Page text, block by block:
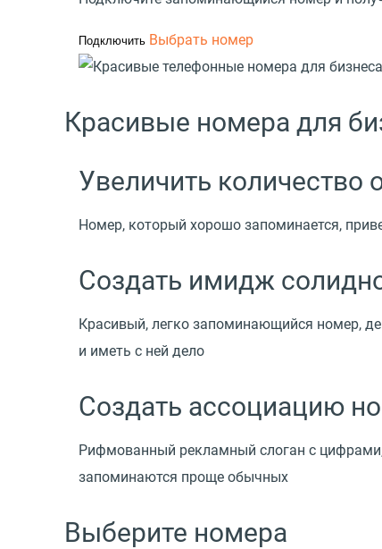
Подключить Выбрать номер
Красивые номера для
Увеличить количество
Номер, который хорошо запоминается,
Создать имидж
Красивый, легко запоминающийся номер,
и иметь c ней дело
Создать ассоциацию
Рифмованный рекламный слоган с
запоминаются проще обычных
Выберите номера